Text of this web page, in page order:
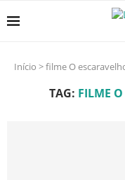
Início >filme O
TAG: FILME